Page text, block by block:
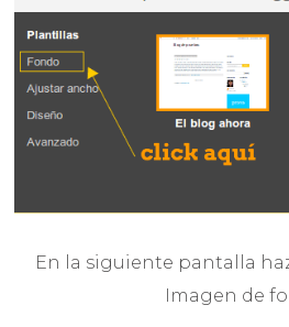
En la siguiente pantalla
Imagen de